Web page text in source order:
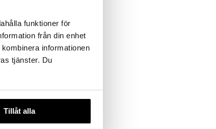
funktioner för
från din enhet
informationen
tjänster. Du
Tillåt alla